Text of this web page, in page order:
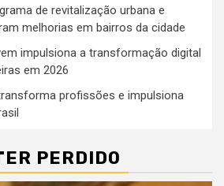
de revitalização urbana e
melhorias em bairros da cidade
impulsiona a transformação digital
em 2026
profissões e impulsiona
PERDIDO